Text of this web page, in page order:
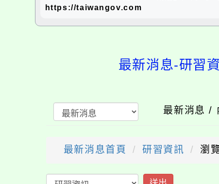
https://taiwangov.com
最新消息-研習
最新消息 /
最新消息首頁 研習資訊 瀏